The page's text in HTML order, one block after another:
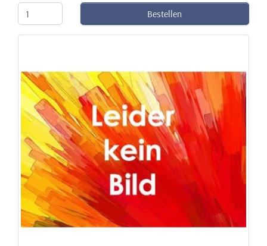
Bestellen